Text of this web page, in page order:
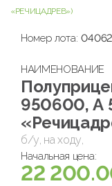
«РЕЧИЦАДРЕВ»)
Номер лота:
НАИМЕНОВАНИЕ
950600, А
б/у, на ходу,
Начальная цена:
22